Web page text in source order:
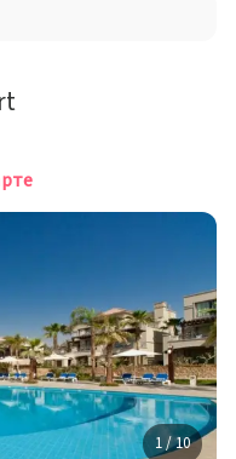
1 / 10